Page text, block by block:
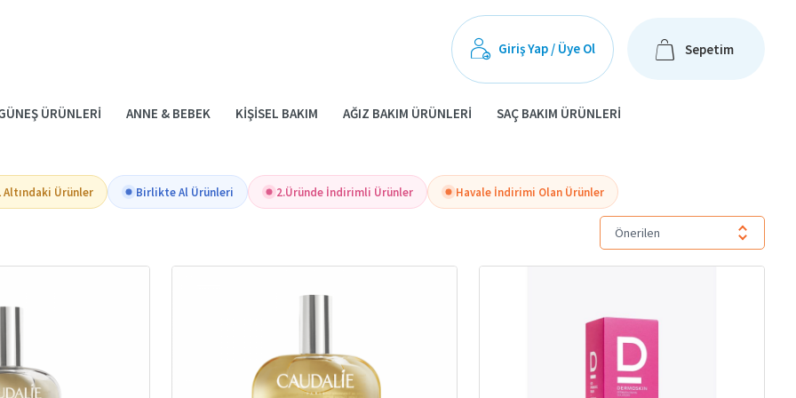
Giriş Yap / Üye Ol Sepetim
ÜRÜNLERI ANNE & BEBEK KIŞISEL BAKIM AĞIZ BAKIM ÜRÜNLERI SAÇ BAKIM ÜRÜNLERI
ayağa besleyen, nemlendiren ve tazeleyenvücut bakım ürünlerinisizlere sunar. Günlük vücut bakımı, cildin pürüzsüz görünmesini sağlar,
etkenlere maruz kalır. Soğuk hava, güneş ışınları, rüzgâr ve çevresel kirlilik, cilt sağlığını olumsuz etkileyebilir. Düzenli vücut bakımı ile bu
Altındaki Ürünler Birlikte Al Ürünleri 2.Üründe İndirimli Ürünler Havale İndirimi Olan Ürünler
Önerilen